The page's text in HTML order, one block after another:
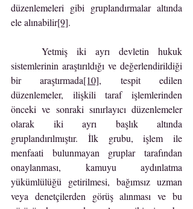
düzenlemeleri gibi gruplandırmalar altında
ele alınabilir[9].
sistemlerinin araştırıldığı ve değerlendirildiği
bir araştırmada[10], tespit edilen
düzenlemeler, ilişkili taraf işlemlerinden
önceki ve sonraki sınırlayıcı düzenlemeler
olarak iki ayrı başlık altında
gruplandırılmıştır. İlk grubu, işlem ile
menfaati bulunmayan gruplar tarafından
onaylanması, kamuyu aydınlatma
yükümlülüğü getirilmesi, bağımsız uzman
veya denetçilerden görüş alınması ve bu